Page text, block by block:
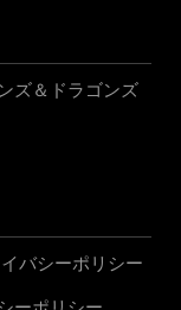
ズ＆ドラゴンズ
バシーポリシー